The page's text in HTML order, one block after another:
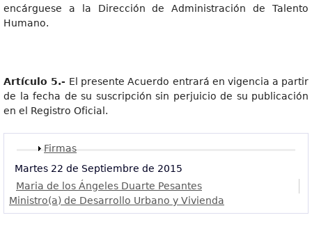
encárguese a la Dirección de Administración de Talento
Humano.
Artícul o 5.- El presente Acuerdo entrará en vigencia a partir
de la fecha de su suscripción sin perjuicio de su publicación
en el Registro Oficial.
Mostrar
Firmas
Martes 22 de Septiembre de 2015
Maria de los Ángeles Duarte Pesantes
Ministro(a) de Desarrollo Urbano y Vivienda